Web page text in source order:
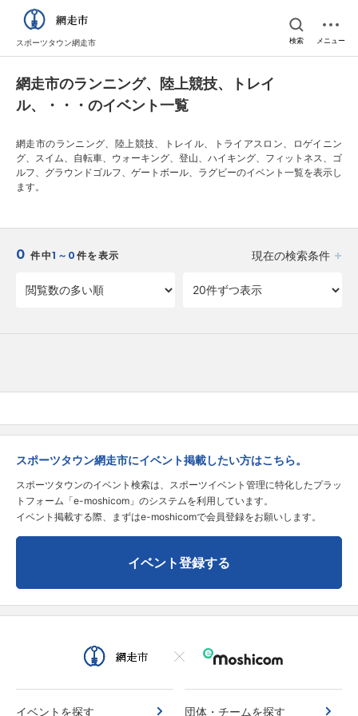
スポーツタウン網走市 検索 メニュー
網走市のランニング、陸上競技、トレイ
ル、・・・のイベント一覧
網走市のランニング、陸上競技、トレイル、トライアスロン、ロゲイニン
グ、スイム、自転車、ウォーキング、登山、ハイキング、フィットネス、ゴ
ルフ、グラウンドゴルフ、ゲートボール、ラグビーのイベント一覧を表示し
ます。
0 件中1～0 件を表示 現在の検索条件
スポーツタウン網走市にイベント掲載したい方はこちら。
スポーツタウンのイベント検索は、スポーツイベント管理に特化したプラッ
トフォーム「e-moshicom」のシステムを利用しています。
イベント掲載する際、まずはe-moshicomで会員登録をお願いします。
イベント登録する
イベントを探す 団体・チームを探す